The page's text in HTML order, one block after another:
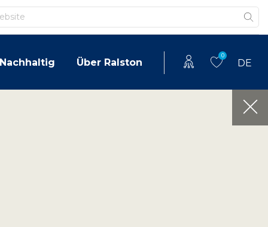
Nachhaltig Über Ralston
0
DE